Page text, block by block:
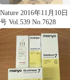
Nature 2016年11月10日
号 Vol.539 No.7628